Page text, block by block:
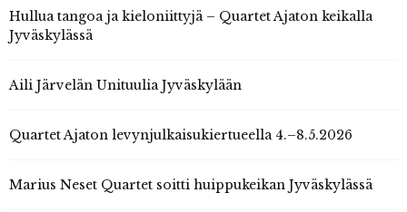
Hullua tangoa ja kieloniittyjä – Quartet Ajaton keikalla
Jyväskylässä
Aili Järvelän Unituulia Jyväskylään
Quartet Ajaton levynjulkaisukiertueella 4.–8.5.2026
Marius Neset Quartet soitti huippukeikan Jyväskylässä